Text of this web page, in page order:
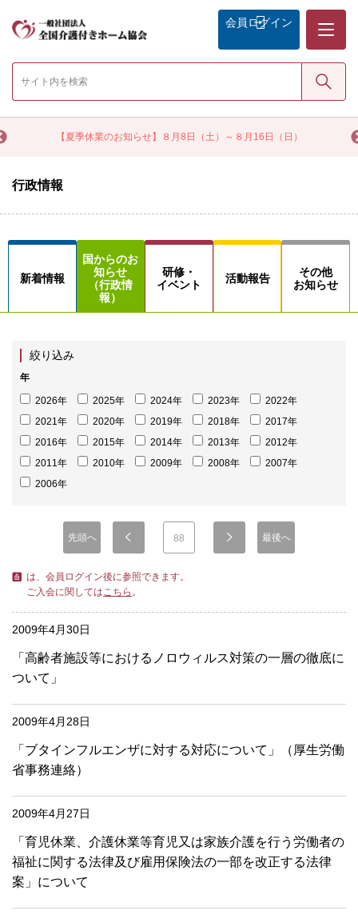
【夏季休業のお知らせ】８月8日（土）～８月16日（日）
会員 ログイン
検索
行政情報
新着情報
国からのお
知らせ
（行政情
報）
研修・
イベント
活動報告
その他
お知らせ
絞り込み
年
2026年 2025年 2024年 2023年
2022年
2021年
2020年 2019年 2018年
2017年
2016年
2015年 2014年 2013年
2012年
2011年
2010年 2009年 2008年
2007年
2006年
先頭へ 88 最後へ
は、会員ログイン後に参照できます。
ご入会に関してはこちら 。
2009年4月30日
「高齢者施設等におけるノロウィルス対策の一層の徹底に
ついて」
2009年4月28日
「ブタインフルエンザに対する対応について」（厚生労働
省事務連絡）
2009年4月27日
「育児休業、介護休業等育児又は家族介護を行う労働者の
福祉に関する法律及び雇用保険法の一部を改正する法律
案」について